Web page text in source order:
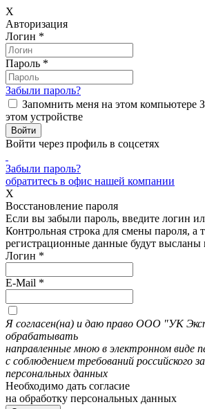
X
Авторизация
Логин *
Пароль *
Забыли пароль?
Запомнить меня на этом компьютере
этом устройстве
Войти через профиль в соцсетях
Забыли пароль?
обратитесь в офис нашей компании
X
Восстановление пароля
Если вы забыли пароль, введите логин
Контрольная строка для смены пароля, а
регистрационные данные будут
Логин *
E-Mail *
Я согласен(на) и даю право ООО "УК
обрабатывать
направленные мною в электронном виде
с соблюдением требований российского
персональных данных
Необходимо дать согласие
на обработку персональных данных